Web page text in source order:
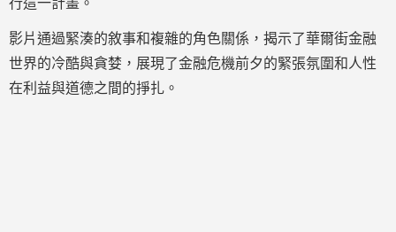
行這一計畫。
影片通過緊湊的敘事和複雜的角色關係，揭示了華爾街金融
世界的冷酷與貪婪，展現了金融危機前夕的緊張氛圍和人性
在利益與道德之間的掙扎。